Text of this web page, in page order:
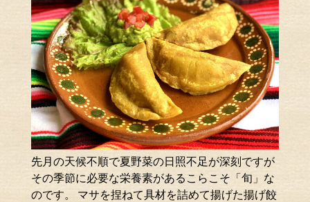
先月の天候不順で夏野菜の日照不足が深刻ですが
その季節に必要な栄養素があるこらこそ「旬」な
のです。 マサを捏ねて具材を詰めて揚げた揚げ餃